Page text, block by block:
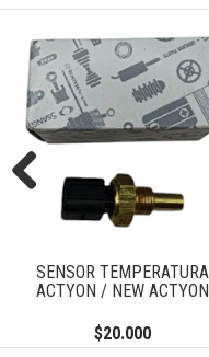
SENSOR TEMPERATURA
ACTYON / NEW ACTYON
$20.000
Previous